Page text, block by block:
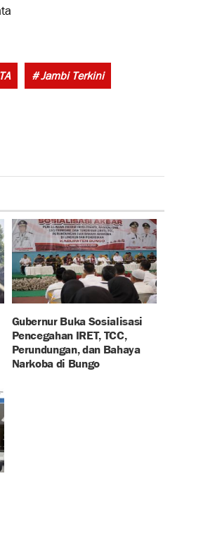
# Jambi Terkini
Gubernur Buka Sosialisasi
Pencegahan IRET, TCC,
Perundungan, dan Bahaya
Narkoba di Bungo